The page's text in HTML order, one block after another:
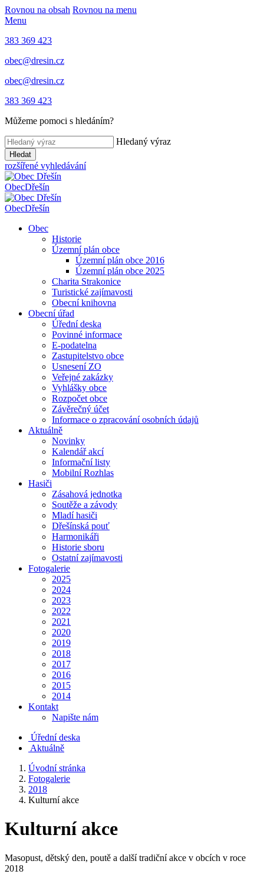
Rovnou na obsah Rovnou na menu
Menu
383 369 423
obec@dresin.cz
obec@dresin.cz
383 369 423
Můžeme pomoci s hledáním?
Hledaný výraz
Hledat
rozšířené vyhledávání
ObecDřešín
ObecDřešín
Obec
Historie
Územní plán obce
Územní plán obce 2016
Územní plán obce 2025
Charita Strakonice
Turistické zajímavosti
Obecní knihovna
Obecní úřad
Úřední deska
Povinné informace
E-podatelna
Zastupitelstvo obce
Usnesení ZO
Veřejné zakázky
Vyhlášky obce
Rozpočet obce
Závěrečný účet
Informace o zpracování osobních údajů
Aktuálně
Novinky
Kalendář akcí
Informační listy
Mobilní Rozhlas
Hasiči
Zásahová jednotka
Soutěže a závody
Mladí hasiči
Dřešínská pouť
Harmonikáři
Historie sboru
Ostatní zajímavosti
Fotogalerie
2025
2024
2023
2022
2021
2020
2019
2018
2017
2016
2015
2014
Kontakt
Napište nám
Úřední deska
Aktuálně
Úvodní stránka
Fotogalerie
2018
Kulturní akce
Kulturní akce
Masopust, dětský den, poutě a další tradiční akce v obcích v roce
2018